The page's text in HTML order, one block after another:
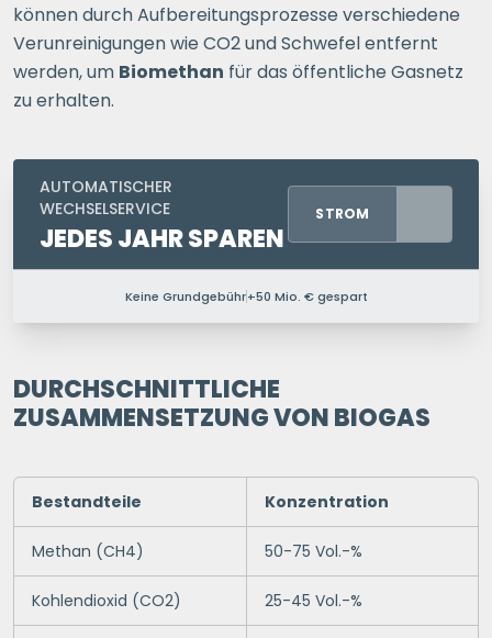
können durch Aufbereitungsprozesse verschiedene
Verunreinigungen wie CO2 und Schwefel entfernt
werden, um Biomethan für das öffentliche Gasnetz
zu erhalten.
AUTOMATISCHER
WECHSELSERVICE
JEDES JAHR SPAREN
STROM
PERSONEN IM HAUSHALT
oderdirekt registrieren
Keine Grundgebühr+50 Mio. € gespart
DURCHSCHNITTLICHE
ZUSAMMENSETZUNG VON BIOGAS
Bestandteile Konzentration
Methan (CH4) 50-75 Vol.-%
Kohlendioxid (CO2) 25-45 Vol.-%